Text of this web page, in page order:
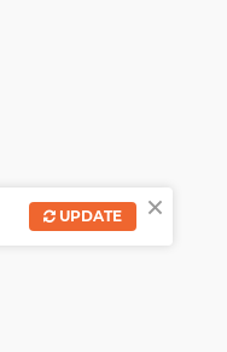
×
UPDATE